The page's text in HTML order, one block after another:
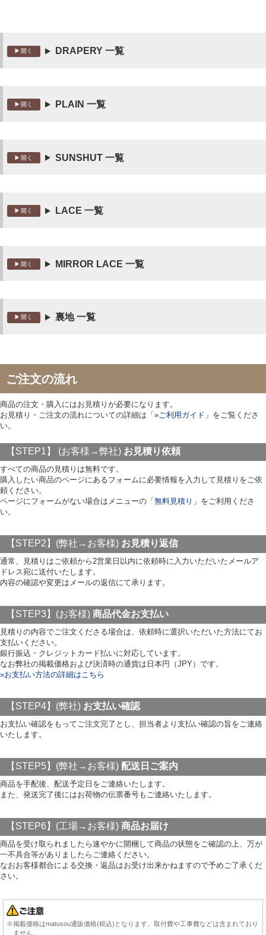
DRAPERY 一覧
PLAIN 一覧
SUNSHUT 一覧
LACE 一覧
MIRROR LACE 一覧
裏地 一覧
ご注文の流れ
商品の注文・購入にはお見積りが必要になります。
お見積り・ご注文の流れについての詳細は「 »ご利用ガイド 」をご覧くださ
い。
【STEP1】 (お客様→弊社) お見積り依頼
すべての商品の見積りは無料です。
購入したい商品のページにあるフォームに必要情報を入力して見積りをご依
頼ください。
ページにフォームがない場合はメニューの「 無料見積り 」をご利用くださ
い。
【STEP2】(弊社→お客様) お見積り返信
通常、見積りはご依頼から2営業日以内に依頼時に入力いただいたメールア
ドレス宛に送付いたします。
内容の確認や変更はメールの返信にて承ります。
【STEP3】(お客様) 商品代金お支払い
見積りの内容でご注文くださる場合は、依頼時に選択いただいた方法にてお
支払いください。
銀行振込・クレジットカード払いに対応しています。
なお弊社の掲載価格および決済時の通貨は日本円（JPY）です。
»お支払い方法の詳細はこちら
【STEP4】(弊社) お支払い確認
お支払い確認をもってご注文完了とし、担当者より支払い確認の旨をご連絡
いたします。
【STEP5】(弊社→お客様) 配送日ご案内
商品を手配後、配送予定日をご連絡いたします。
また、発送完了後にはお荷物の伝票番号もご連絡いたします。
【STEP6】(工場→お客様) 商品お届け
商品を受け取られましたら速やかに開梱して商品の状態をご確認の上、万が
一不具合等がありましたらご連絡ください。
なおお客様都合による交換・返品はお受け出来かねますので予めご了承くだ
さい。
※掲載価格はmatusou通販価格(税込)となります。取付費や工事費などは含まれており
ません。